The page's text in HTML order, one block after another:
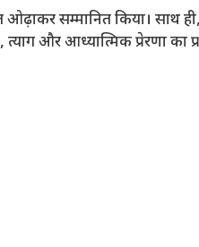
सम्मानित किया। साथ
और आध्यात्मिक प्रेरणा का